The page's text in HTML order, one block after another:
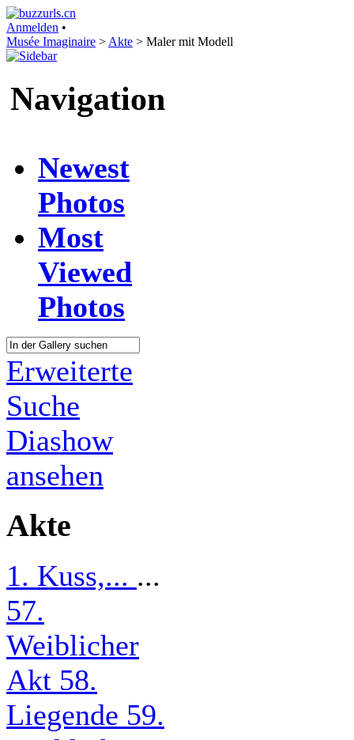
Anmelden •
Musée Imaginaire > Akte > Maler mit Modell
Navigation
Newest
Photos
Most
Viewed
Photos
Erweiterte
Suche
Diashow
ansehen
Akte
1. Kuss,... ...
57.
Weiblicher
Akt 58.
Liegende 59.